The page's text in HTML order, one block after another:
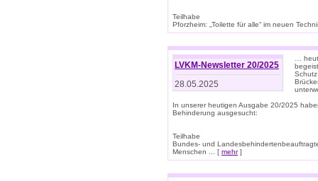
Teilhabe
Pforzheim: „Toilette für alle“ im neuen
LVKM-Newsletter 20/2025
28.05.2025
…
In unserer heutigen Ausgabe 20/2025
Behinderung ausgesucht:
Teilhabe
Bundes- und
Menschen ... [ mehr]